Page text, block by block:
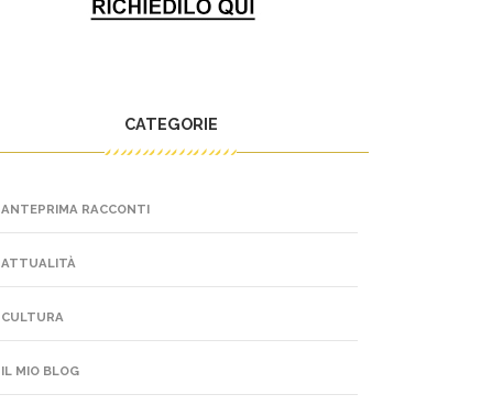
CATEGORIE
ANTEPRIMA RACCONTI
ATTUALITÀ
CULTURA
IL MIO BLOG